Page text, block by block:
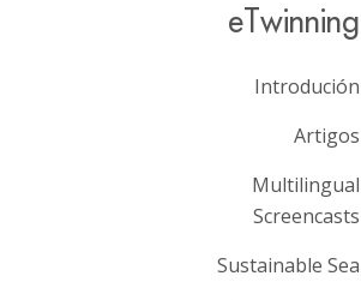
eTwinning
Introdución
Artigos
Multilingual
Screencasts
Sustainable Sea